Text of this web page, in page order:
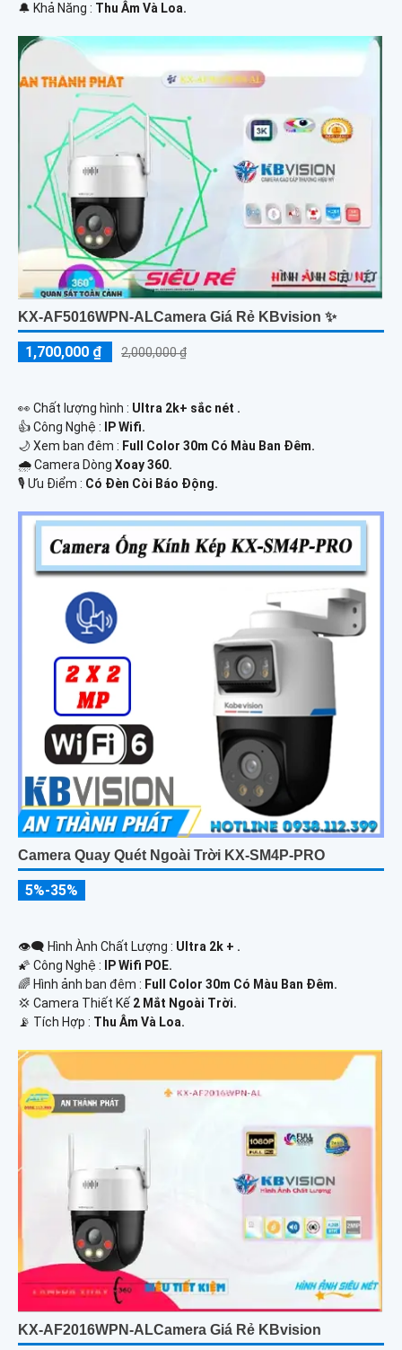
️🔔 Khả Năng : Thu Âm Và Loa.
KX-AF5016WPN-ALCamera Giá Rẻ KBvision ✨
1,700,000 ₫ 2,000,000 ₫
️👀 Chất lượng hình : Ultra 2k+ sắc nét .
👍 Công Nghệ :
IP Wifi.
🌙 Xem ban đêm : Full Color 30m Có Màu Ban Đêm.
🌧️ Camera Dòng Xoay 360.
️🎙 Ưu Điểm : Có Đèn Còi Báo Động.
Camera Quay Quét Ngoài Trời KX-SM4P-PRO
5%-35%
👁️‍🗨 Hình Ành Chất Lượng : Ultra 2k + .
🌠 Công Nghệ :
IP Wifi POE.
🌈 Hình ảnh ban đêm : Full Color 30m Có Màu Ban Ðêm.
💢 Camera Thiết Kế 2 Mắt Ngoài Trời.
️📡 Tích Hợp : Thu Âm Và Loa.
KX-AF2016WPN-ALCamera Giá Rẻ KBvision